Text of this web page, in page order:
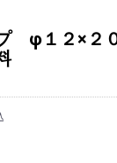
φ１２×２